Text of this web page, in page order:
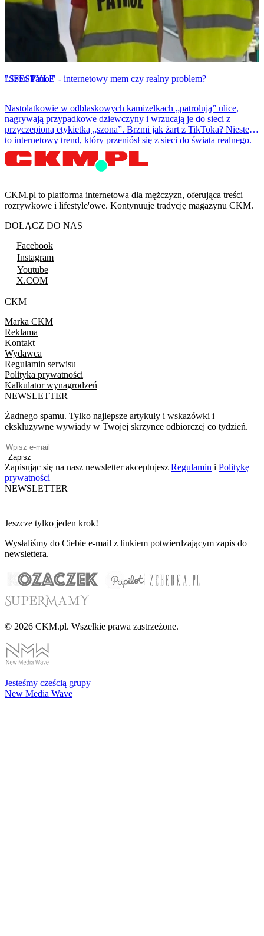
LIFESTYLE
"Szon Patrol" - internetowy mem czy realny problem?
Nastolatkowie w odblaskowych kamizelkach „patrolują” ulice,
nagrywają przypadkowe dziewczyny i wrzucają je do sieci z
przyczepioną etykietką „szona”. Brzmi jak żart z TikToka? Niestety
to internetowy trend, który przeniósł się z sieci do świata realnego.
CKM.pl to platforma internetowa dla mężczyzn, oferująca treści
rozrywkowe i lifestyle'owe. Kontynuuje tradycję magazynu CKM.
DOŁĄCZ DO NAS
Facebook
Instagram
Youtube
X.COM
CKM
Marka CKM
Reklama
Kontakt
Wydawca
Regulamin serwisu
Polityka prywatności
Kalkulator wynagrodzeń
NEWSLETTER
Żadnego spamu. Tylko najlepsze artykuły i wskazówki i
ekskluzywne wywiady w Twojej skrzynce odbiorczej co tydzień.
Zapisz
Zapisując się na nasz newsletter akceptujesz Regulamin i Politykę
prywatności
NEWSLETTER
Jeszcze tylko jeden krok!
Wysłaliśmy do Ciebie e-mail z linkiem potwierdzającym zapis do
newslettera.
© 2026 CKM.pl. Wszelkie prawa zastrzeżone.
Jesteśmy cześcią grupy
New Media Wave